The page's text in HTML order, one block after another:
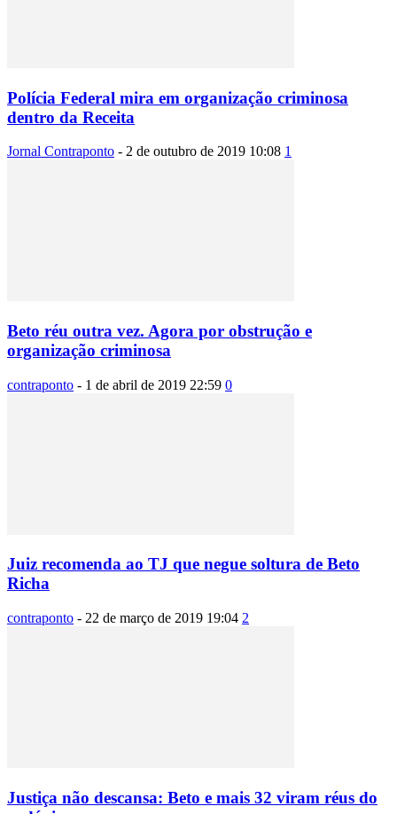
Polícia Federal mira em organização criminosa
dentro da Receita
Jornal Contraponto - 2 de outubro de 2019 10:08 1
Beto réu outra vez. Agora por obstrução e
organização criminosa
contraponto - 1 de abril de 2019 22:59 0
Juiz recomenda ao TJ que negue soltura de Beto
Richa
contraponto - 22 de março de 2019 19:04 2
Justiça não descansa: Beto e mais 32 viram réus do